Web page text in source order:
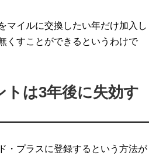
マイルに交換したい年だけ加入し
くすことができるというわけで
は3年後に失効す
・プラスに登録するという方法が